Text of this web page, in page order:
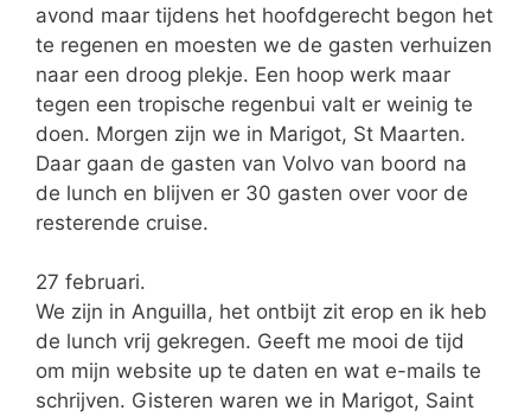
avond maar tijdens het hoofdgerecht begon het
te regenen en moesten we de gasten verhuizen
naar een droog plekje. Een hoop werk maar
tegen een tropische regenbui valt er weinig te
doen. Morgen zijn we in Marigot, St Maarten.
Daar gaan de gasten van Volvo van boord na
de lunch en blijven er 30 gasten over voor de
resterende cruise.
27 februari.
We zijn in Anguilla, het ontbijt zit erop en ik heb
de lunch vrij gekregen. Geeft me mooi de tijd
om mijn website up te daten en wat e-mails te
schrijven. Gisteren waren we in Marigot, Saint